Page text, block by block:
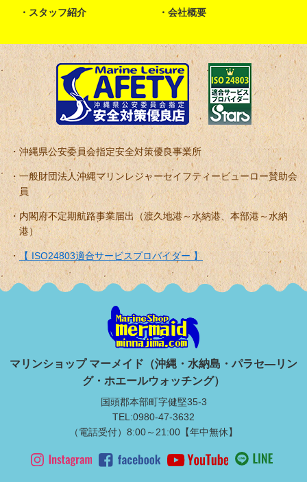
スタッフ紹介 会社概要
沖縄県公安委員会指定安全対策優良事業所
一般財団法人沖縄マリンレジャーセイフティービューロー賛助会
員
内閣府不定期航路事業届出（渡久地港～水納港、本部港～水納
港）
【 ISO24803適合サービスプロバイダー 】
マリンショップ マーメイド（沖縄・水納島・パラセ―リン
グ・ホエールウォッチング）
国頭郡本部町字健堅35-3
TEL:0980-47-3632
（電話受付）8:00～21:00【年中無休】